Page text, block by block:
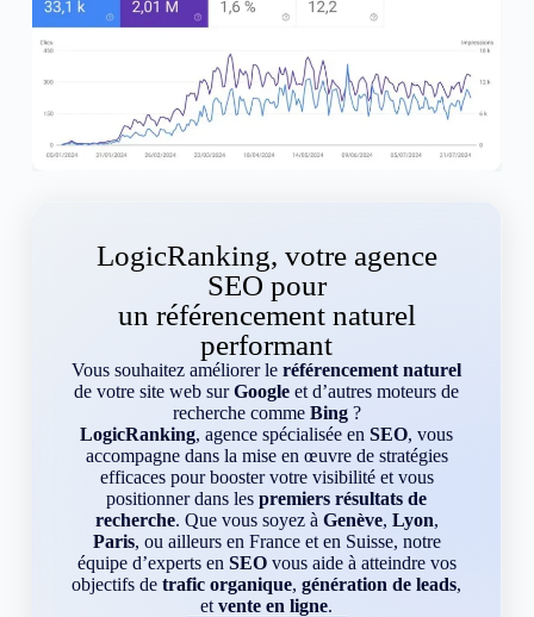
LogicRanking, votre agence
SEO pour
un référencement naturel
performant
Vous souhaitez améliorer leréférencement naturel
de votre site web surGoogle et d’autres moteurs de
recherche comme Bing?
LogicRanking, agence spécialisée enSEO, vous
accompagne dans la mise en œuvre de stratégies
efficaces pour booster votre visibilité et vous
positionner dans lespremiers résultats de
recherche. Que vous soyez à Genève, Lyon,
Paris, ou ailleurs en France et en Suisse, notre
équipe d’experts en SEOvous aide à atteindre vos
objectifs detrafic organique,génération de leads,
etvente en ligne.